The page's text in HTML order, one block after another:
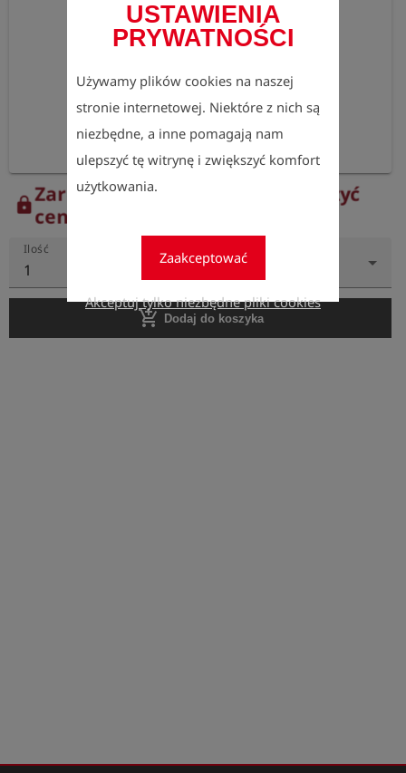
USTAWIENIA
PRYWATNOŚCI
Używamy plików cookies na naszej
stronie internetowej. Niektóre z nich są
niezbędne, a inne pomagają nam
ulepszyć tę witrynę i zwiększyć komfort
użytkowania.
Zaakceptować
Akceptuj tylko niezbędne pliki cookies
lockZarejestruj się teraz, aby zobaczyć
ceny.
Ilość
1
add_shopping_cart Dodaj do koszyka